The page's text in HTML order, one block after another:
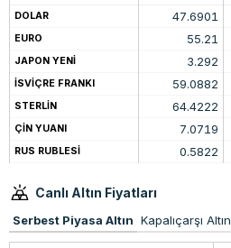
DOLAR 47.6901
EURO 55.21
JAPON YENİ 3.292
İSVİÇRE FRANKI 59.0882
STERLİN 64.4222
ÇİN YUANI 7.0719
RUS RUBLESİ 0.5822
Canlı Altın Fiyatları
Serbest Piyasa Altın Kapalıçarşı Altın